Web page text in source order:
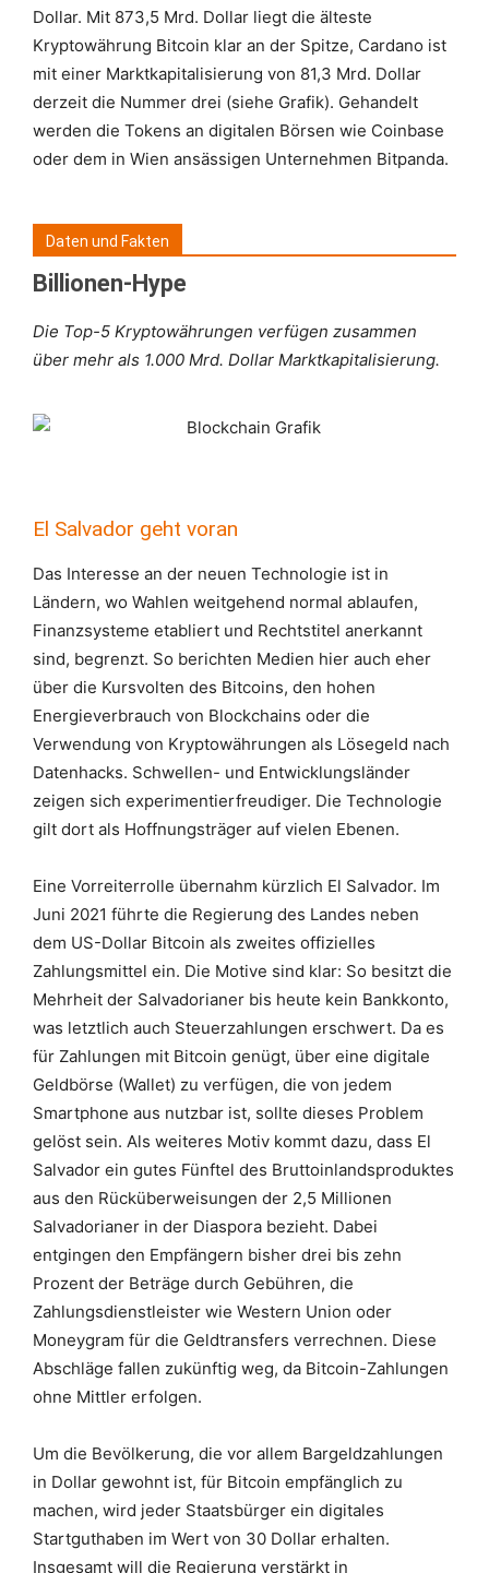
Dollar. Mit 873,5 Mrd. Dollar liegt die älteste
Kryptowährung Bitcoin klar an der Spitze, Cardano ist
mit einer Marktkapitalisierung von 81,3 Mrd. Dollar
derzeit die Nummer drei (siehe Grafik). Gehandelt
werden die Tokens an digitalen Börsen wie Coinbase
oder dem in Wien ansässigen Unternehmen Bitpanda.
Daten und Fakten
Billionen-Hype
Die Top-5 Kryptowährungen verfügen zusammen
über mehr als 1.000 Mrd. Dollar Marktkapitalisierung.
El Salvador geht voran
Das Interesse an der neuen Technologie ist in
Ländern, wo Wahlen weitgehend normal ablaufen,
Finanzsysteme etabliert und Rechtstitel anerkannt
sind, begrenzt. So berichten Medien hier auch eher
über die Kursvolten des Bitcoins, den hohen
Energieverbrauch von Blockchains oder die
Verwendung von Kryptowährungen als Lösegeld nach
Datenhacks. Schwellen- und Entwicklungsländer
zeigen sich experimentierfreudiger. Die Technologie
gilt dort als Hoffnungsträger auf vielen Ebenen.
Eine Vorreiterrolle übernahm kürzlich El Salvador. Im
Juni 2021 führte die Regierung des Landes neben
dem US-Dollar Bitcoin als zweites offizielles
Zahlungsmittel ein. Die Motive sind klar: So besitzt die
Mehrheit der Salvadorianer bis heute kein Bankkonto,
was letztlich auch Steuerzahlungen erschwert. Da es
für Zahlungen mit Bitcoin genügt, über eine digitale
Geldbörse (Wallet) zu verfügen, die von jedem
Smartphone aus nutzbar ist, sollte dieses Problem
gelöst sein. Als weiteres Motiv kommt dazu, dass El
Salvador ein gutes Fünftel des Bruttoinlandsproduktes
aus den Rücküberweisungen der 2,5 Millionen
Salvadorianer in der Diaspora bezieht. Dabei
entgingen den Empfängern bisher drei bis zehn
Prozent der Beträge durch Gebühren, die
Zahlungsdienstleister wie Western Union oder
Moneygram für die Geldtransfers verrechnen. Diese
Abschläge fallen zukünftig weg, da Bitcoin-Zahlungen
ohne Mittler erfolgen.
Um die Bevölkerung, die vor allem Bargeldzahlungen
in Dollar gewohnt ist, für Bitcoin empfänglich zu
machen, wird jeder Staatsbürger ein digitales
Startguthaben im Wert von 30 Dollar erhalten.
Insgesamt will die Regierung verstärkt in